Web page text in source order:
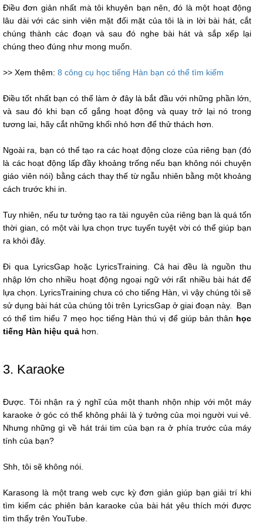
Điều đơn giản nhất mà tôi khuyên bạn nên, đó là một hoạt động
lâu dài với các sinh viên mặt đối mặt của tôi là in lời bài hát, cắt
chúng thành các đoạn và sau đó nghe bài hát và sắp xếp lại
chúng theo đúng như mong muốn.
>> Xem thêm: 8 công cụ học tiếng Hàn bạn có thể tìm kiếm
Điều tốt nhất bạn có thể làm ở đây là bắt đầu với những phần lớn,
và sau đó khi bạn cố gắng hoạt động và quay trở lại nó trong
tương lai, hãy cắt những khối nhỏ hơn để thử thách hơn.
Ngoài ra, bạn có thể tạo ra các hoạt động cloze của riêng bạn (đó
là các hoạt động lấp đầy khoảng trống nếu bạn không nói chuyện
giáo viên nói) bằng cách thay thế từ ngẫu nhiên bằng một khoảng
cách trước khi in.
Tuy nhiên, nếu tư tưởng tạo ra tài nguyên của riêng bạn là quá tốn
thời gian, có một vài lựa chọn trực tuyến tuyệt vời có thể giúp bạn
ra khỏi đây.
Đi qua LyricsGap hoặc LyricsTraining. Cả hai đều là nguồn thu
nhập lớn cho nhiều hoạt động ngoại ngữ với rất nhiều bài hát để
lựa chọn. LyricsTraining chưa có cho tiếng Hàn, vì vậy chúng tôi sẽ
sử dụng bài hát của chúng tôi trên LyricsGap ở giai đoạn này. Bạn
có thể tìm hiểu 7 mẹo học tiếng Hàn thú vị để giúp bản thân học
tiếng Hàn hiệu quả hơn.
3. Karaoke
Được. Tôi nhận ra ý nghĩ của một thanh nhộn nhịp với một máy
karaoke ở góc có thể không phải là ý tưởng của mọi người vui vẻ.
Nhưng những gì về hát trái tim của bạn ra ở phía trước của máy
tính của bạn?
Shh, tôi sẽ không nói.
Karasong là một trang web cực kỳ đơn giản giúp bạn giải trí khi
tìm kiếm các phiên bản karaoke của bài hát yêu thích mới được
tìm thấy trên YouTube.